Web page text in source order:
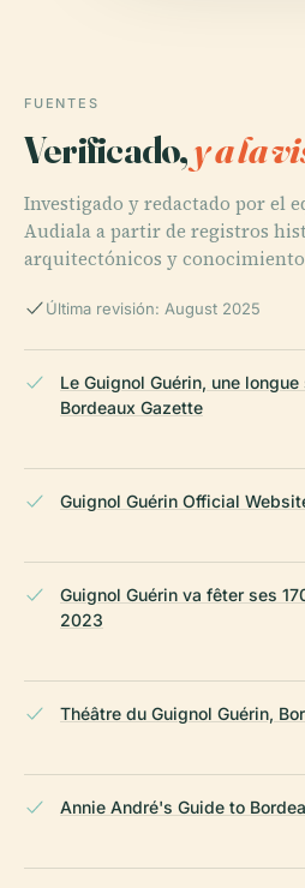
FUENTES
Verificado,y a la
Investigado y redactado por el
Audiala a partir de registros
arquitectónicos y
Última revisión: August 2025
Le Guignol Guérin, une
Bordeaux Gazette
Guignol Guérin Official
Guignol Guérin va fêter ses
2023
Théâtre du Guignol Guérin,
Annie André's Guide to